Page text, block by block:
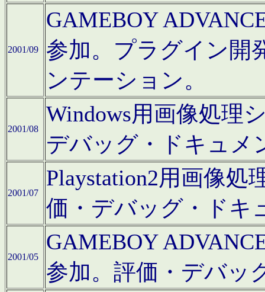
2001/09
GAMEBOY
参加。プラグイン開
ンテーション。
2001/08
Windows用画像処理
デバッグ・ドキュメ
2001/07
Playstation2用画像
価・デバッグ・ドキ
2001/05
GAMEBOY
参加。評価・デバッ